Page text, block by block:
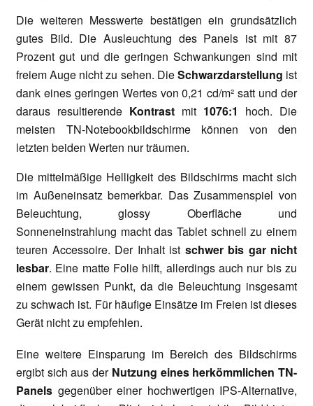
Die weiteren Messwerte bestätigen ein grundsätzlich
gutes Bild. Die Ausleuchtung des Panels ist mit 87
Prozent gut und die geringen Schwankungen sind mit
freiem Auge nicht zu sehen. DieSchwarzdarstellung ist
dank eines geringen Wertes von 0,21 cd/m² satt und der
daraus resultierende Kontrast mit 1076:1
hoch. Die
meisten TN-Notebookbildschirme können von den
letzten beiden Werten nur träumen.
Die mittelmäßige Helligkeit des Bildschirms macht sich
im Außeneinsatz bemerkbar. Das Zusammenspiel von
Beleuchtung, glossy Oberfläche und
Sonneneinstrahlung macht das Tablet schnell zu einem
teuren Accessoire. Der Inhalt ist schwer bis gar nicht
lesbar. Eine matte Folie hilft, allerdings auch nur bis zu
einem gewissen Punkt, da die Beleuchtung insgesamt
zu schwach ist. Für häufige Einsätze im Freien ist dieses
Gerät nicht zu empfehlen.
Eine weitere Einsparung im Bereich des Bildschirms
ergibt sich aus der Nutzung eines herkömmlichen TN-
Panels gegenüber einer hochwertigen IPS-Alternative,